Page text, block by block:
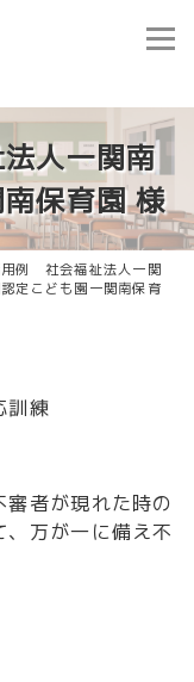
人一関南
保育園 様
用例 社会福祉法人一関
定こども園一関南保育
訓練
者が現れた時の
万が一に備え不